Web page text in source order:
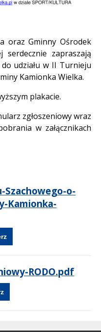
oraz Gminny Ośrodek
serdecznie zapraszają
udziału w II Turnieju
Kamionka Wielka.
plakacie.
zgłoszeniowy wraz
w załącznikach
Szachowego-o-
Kamionka-
RODO.pdf